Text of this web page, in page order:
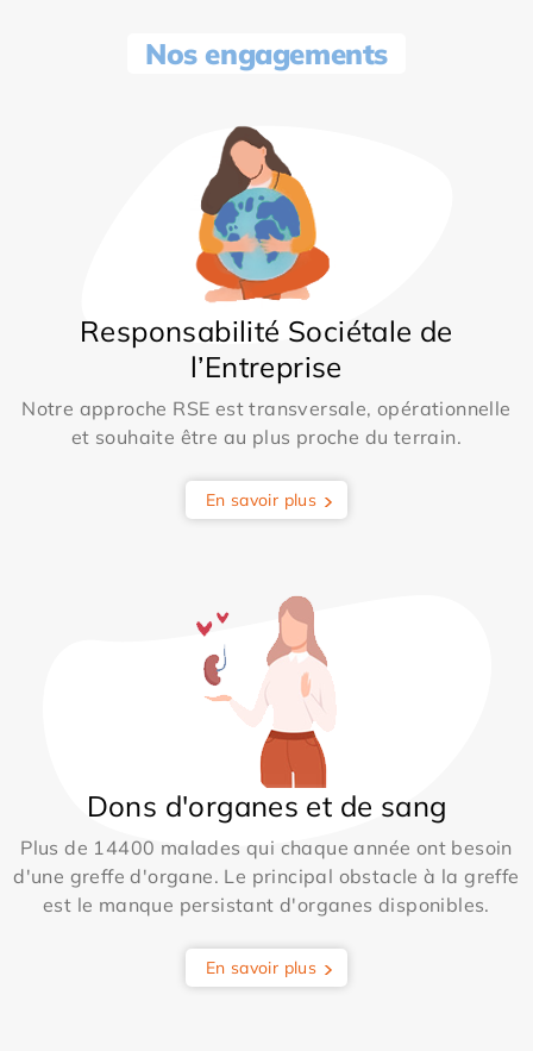
Nos engagements
Responsabilité Sociétale de
l’Entreprise
Notre approche RSE est transversale, opérationnelle
et souhaite être au plus proche du terrain.
En savoir plus
Dons d'organes et de sang
Plus de 14400 malades qui chaque année ont besoin
d'une greffe d'organe. Le principal obstacle à la greffe
est le manque persistant d'organes disponibles.
En savoir plus